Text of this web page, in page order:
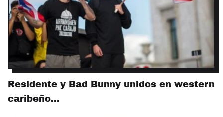
Residente y Bad Bunny unidos en western
caribeño…